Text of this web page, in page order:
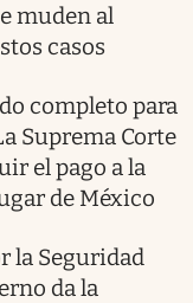
muden al
casos
completo para
Suprema Corte
el pago a la
de México
la Seguridad
da la